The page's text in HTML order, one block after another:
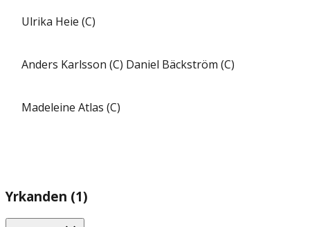
Ulrika Heie (C)
Anders Karlsson (C) Daniel Bäckström (C)
Madeleine Atlas (C)
Yrkanden (1)